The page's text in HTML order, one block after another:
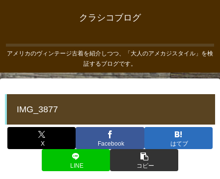
クラシコブログ
アメリカのヴィンテージ古着を紹介しつつ、「大人のアメカジスタイル」を検
証するブログです。
IMG_3877
X Facebook はてブ
LINE コピー